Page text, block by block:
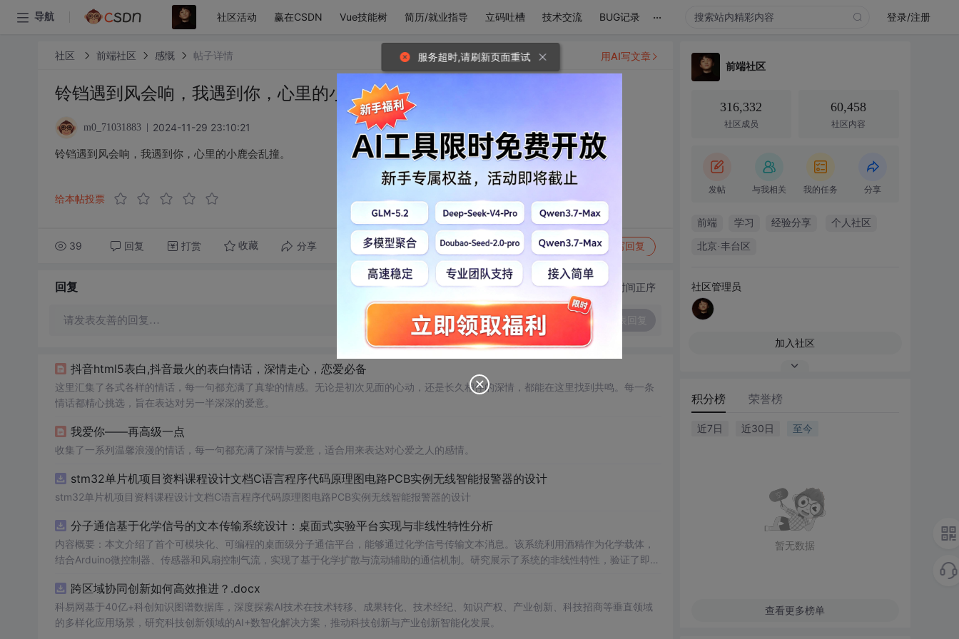
导航 社区活动 赢在CSDN Vue技能树 简历/就业指导 立码吐槽 技术交流 BUG记录 ... 登录/注册
社区 前端社区 感慨 帖子详情
铃铛遇到风会响，我遇到你，心里的小鹿会乱撞。
m0_71031883 2024-11-29 23:10:21
铃铛遇到风会响，我遇到你，心里的小鹿会乱撞。
给本帖投票
39 回复 打赏 收藏 分享 转发到动态 举报 写回复
用AI写文章
回复 切换为时间正序
请发表友善的回复…
抖音html5表白,抖音最火的表白情话，深情走心，恋爱必备
这里汇集了各式各样的情话，每一句都充满了真挚的情感。无论是初次见面的心动，还是长久相伴的深情，都能在这里找到共鸣。每一条
情话都精心挑选，旨在表达对另一半深深的爱意。
我爱你——再高级一点
收集了一系列温馨浪漫的情话，每一句都充满了深情与爱意，适合用来表达对心爱之人的感情。
stm32单片机项目资料课程设计文档C语言程序代码原理图电路PCB实例无线智能报警器的设计
stm32单片机项目资料课程设计文档C语言程序代码原理图电路PCB实例无线智能报警器的设计
分子通信基于化学信号的文本传输系统设计：桌面式实验平台实现与非线性特性分析
内容概要：本文介绍了首个可模块化、可编程的桌面级分子通信平台，能够通过化学信号传输文本消息。该系统利用酒精作为化学载体，
结合Arduino微控制器、传感器和风扇控制气流，实现了基于化学扩散与流动辅助的通信机制。研究展示了系统的非线性特性，验证了即使
本、易复现的硬件平台。; 适合人群：具备电子工程、通信系统或交叉学科背景，从事纳米技术、生物通信或新型通信系统研究的科研人员
及研究生。; 使用场景及目标：①用于教学演示和科研实验中展示分子通信的基本原理；②作为测试平台研究非线性信道建模、环境干
扰、流量调控对通信性能的影响；③推动面向管道、地下、水下或体内等电磁不可行场景的替代通信技术发展。; 阅读建议：此资源强调
跨区域协同创新如何高效推进？.docx
科易网基于40亿+科创知识图谱数据库，深度探索AI技术在技术转移、成果转化、技术经纪、知识产权、产业创新、科技招商等垂直领域
的多样化应用场景，研究科技创新领域的AI+数智化解决方案，推动科技创新与产业创新智能化发展。
前端社区
316,332
社区成员
60,458
社区内容
发帖 与我相关 我的任务 分享
前端 学习 经验分享 个人社区
北京·丰台区
社区管理员
加入社区
积分榜 荣誉榜
近7日 近30日 至今
暂无数据
查看更多榜单
服务超时,请刷新页面重试